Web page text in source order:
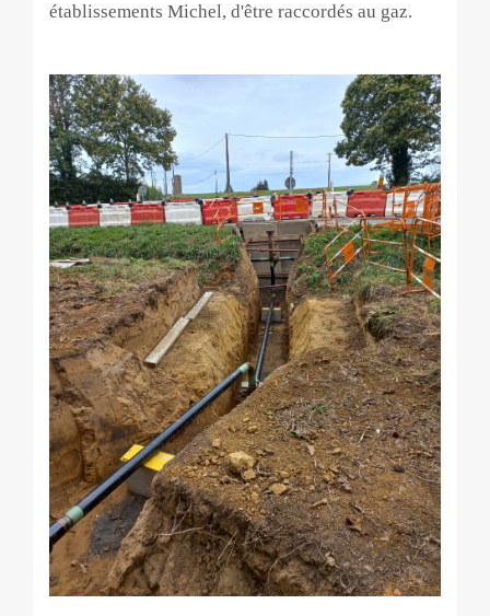
établissements Michel, d'être raccordés au gaz.